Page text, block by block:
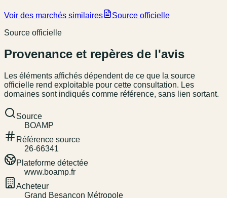
Voir des marchés similaires
Source officielle
Source officielle
Provenance et repères de l'avis
Les éléments affichés dépendent de ce que la source
officielle rend exploitable pour cette consultation. Les
domaines sont indiqués comme référence, sans lien sortant.
Source
BOAMP
Référence source
26-66341
Plateforme détectée
www.boamp.fr
Acheteur
Grand Besançon Métropole